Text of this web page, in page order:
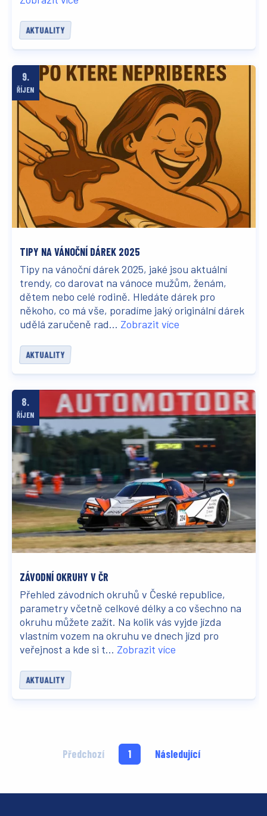
AKTUALITY
9.
ŘÍJEN
TIPY NA VÁNOČNÍ DÁREK 2025
Tipy na vánoční dárek 2025, jaké jsou aktuální
trendy, co darovat na vánoce mužům, ženám,
dětem nebo celé rodině. Hledáte dárek pro
někoho, co má vše, poradíme jaký originální dárek
udělá zaručeně rad... Zobrazit více
AKTUALITY
8.
ŘÍJEN
ZÁVODNÍ OKRUHY V ČR
Přehled závodních okruhů v České republice,
parametry včetně celkové délky a co všechno na
okruhu můžete zažít. Na kolik vás vyjde jízda
vlastním vozem na okruhu ve dnech jízd pro
veřejnost a kde si t... Zobrazit více
AKTUALITY
Předchozí 1 Následující